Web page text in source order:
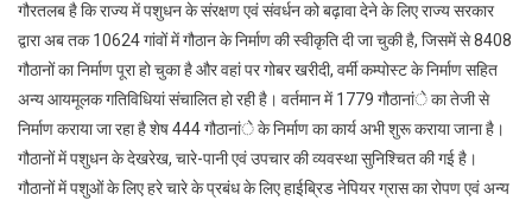
गौरतलब है कि राज्य में पशुधन के संरक्षण एवं संवर्धन को बढ़ावा देने के लिए राज्य सरकार
द्वारा अब तक 10624 गांवों में गौठान के निर्माण की स्वीकृति दी जा चुकी है, जिसमें से 8408
गौठानों का निर्माण पूरा हो चुका है और वहां पर गोबर खरीदी, वर्मी कम्पोस्ट के निर्माण सहित
अन्य आयमूलक गतिविधियां संचालित हो रही है। वर्तमान में 1779 गौठानांे का तेजी से
निर्माण कराया जा रहा है शेष 444 गौठानांे के निर्माण का कार्य अभी शुरू कराया जाना है।
गौठानों में पशुधन के देखरेख, चारे-पानी एवं उपचार की व्यवस्था सुनिश्चित की गई है।
गौठानों में पशुओं के लिए हरे चारे के प्रबंध के लिए हाईब्रिड नेपियर ग्रास का रोपण एवं अन्य